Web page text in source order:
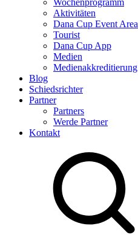
Wochenprogramm
Aktivitäten
Dana Cup Event Area
Tourist
Dana Cup App
Medien
Medienakkreditierung
Blog
Schiedsrichter
Partner
Partners
Werde Partner
Kontakt